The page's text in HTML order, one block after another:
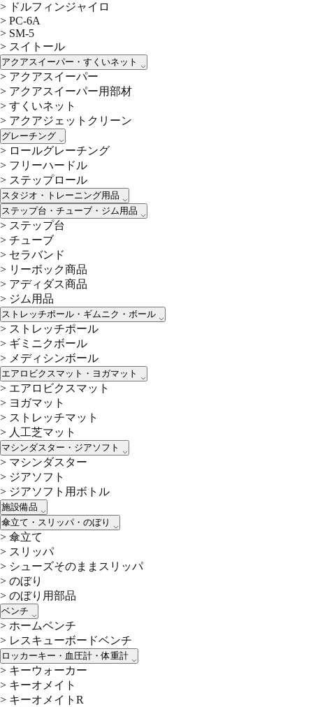
> ドルフィンジャイロ
> PC-6A
> SM-5
> スイトール
アクアスイーパー・すくいネット
> アクアスイーパー
> アクアスイーパー用部材
> すくいネット
> アクアジェットクリーン
グレーチング
> ロールグレーチング
> フリーハードル
> ステップロール
スタジオ・トレーニング用品
ステップ台・チューブ・ジム用品
> ステップ台
> チューブ
> セラバンド
> リーボック商品
> アディダス商品
> ジム用品
ストレッチポール・ギムニク・ボール
> ストレッチポール
> ギミニクボール
> メディシンボール
エアロビクスマット・ヨガマット
> エアロビクスマット
> ヨガマット
> ストレッチマット
> 人工芝マット
マシンダスター・ジアソフト
> マシンダスター
> ジアソフト
> ジアソフト用ボトル
施設備品
傘立て・スリッパ・のぼり
> 傘立て
> スリッパ
> シューズそのままスリッパ
> のぼり
> のぼり用部品
ベンチ
> ホームベンチ
> レスキューボードベンチ
ロッカーキー・血圧計・体重計
> キーウォーカー
> キーオメイト
> キーオメイトR